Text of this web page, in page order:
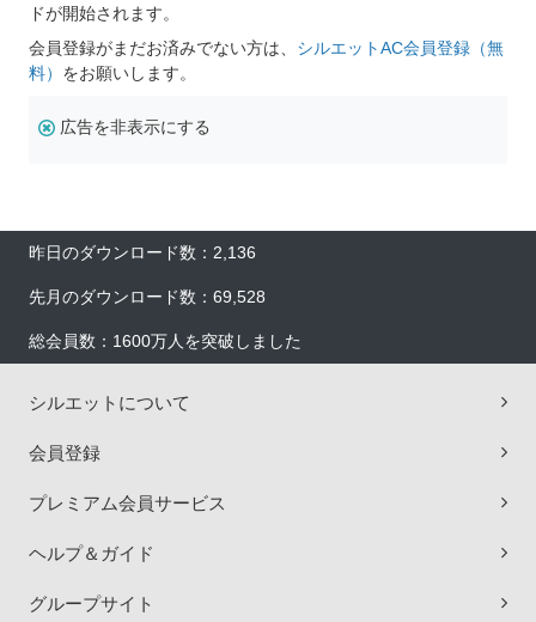
ドが開始されます。
会員登録がまだお済みでない方は、 シルエットAC会員登録（無
料） をお願いします。
広告を非表示にする
昨日のダウンロード数：2,136
先月のダウンロード数：69,528
総会員数：1600万人を突破しました
シルエットについて
会員登録
プレミアム会員サービス
ヘルプ＆ガイド
グループサイト